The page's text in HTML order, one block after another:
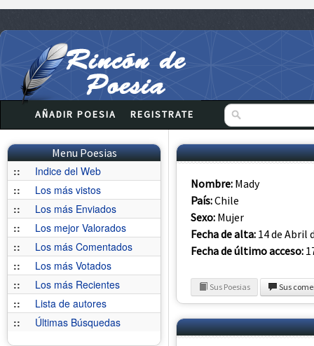
AÑADIR POESIA REGISTRATE
Menu Poesias
::
Indice del Web
::
Los más vistos
::
Los más Enviados
::
Los mejor Valorados
::
Los más Comentados
::
Los más Votados
::
Los más Recientes
::
Lista de autores
::
Últimas Búsquedas
Nombre: Mady
País:Chile
Sexo: Mujer
Fecha de alta: 14 de Abril
Fecha de último acceso:
Sus Poesias Sus